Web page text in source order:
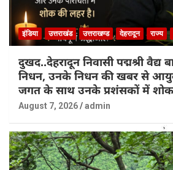
इंडिया उत्तराखंड उत्तराखण्ड देहरादून राज्य
दुखद..देहरादून निवासी पद्मश्री वैद्य
निधन, उनके निधन की खबर से
जगत के साथ उनके प्रशंसकों में
August 7, 2026 admin